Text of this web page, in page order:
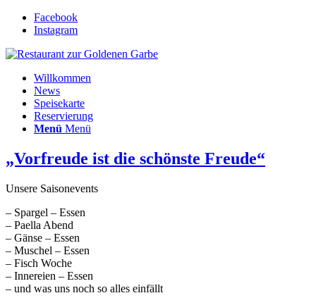
Facebook
Instagram
Willkommen
News
Speisekarte
Reservierung
Menü Menü
„Vorfreude ist die schönste Freude“
Unsere Saisonevents
– Spargel – Essen
– Paella Abend
– Gänse – Essen
– Muschel – Essen
– Fisch Woche
– Innereien – Essen
– und was uns noch so alles einfällt